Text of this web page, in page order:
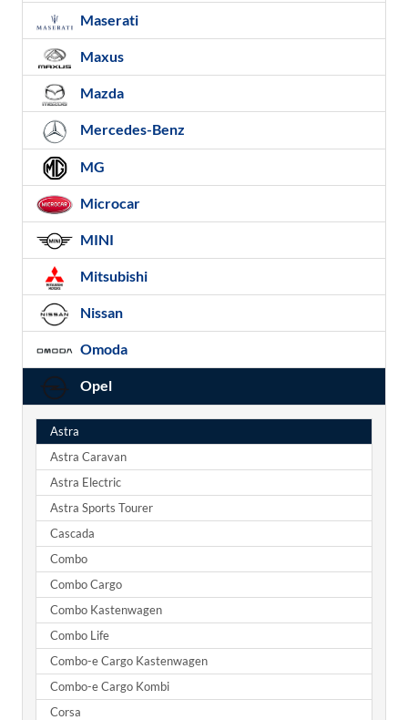
Maserati
Maxus
Mazda
Mercedes-Benz
MG
Microcar
MINI
Mitsubishi
Nissan
Omoda
Opel
Astra
Astra Caravan
Astra Electric
Astra Sports Tourer
Cascada
Combo
Combo Cargo
Combo Kastenwagen
Combo Life
Combo-e Cargo Kastenwagen
Combo-e Cargo Kombi
Corsa